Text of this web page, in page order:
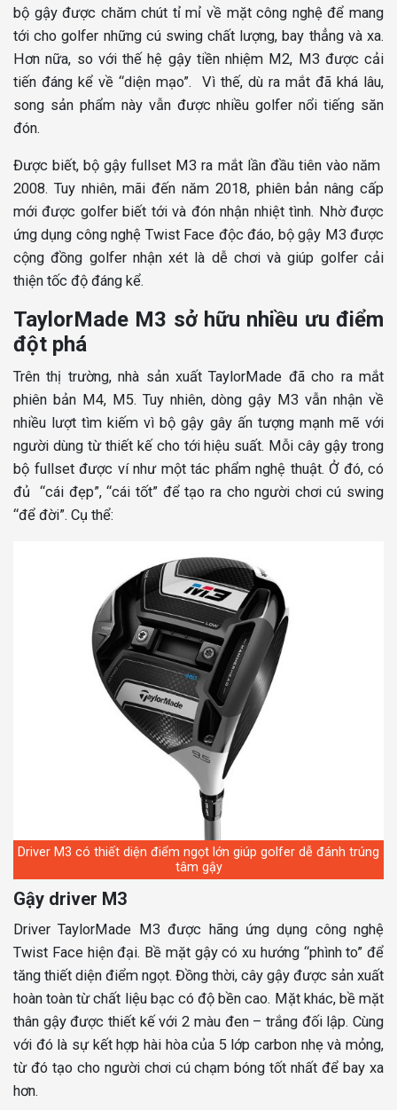
bộ gậy được chăm chút tỉ mỉ về mặt công nghệ để mang
tới cho golfer những cú swing chất lượng, bay thẳng và xa.
Hơn nữa, so với thế hệ gậy tiền nhiệm M2, M3 được cải
tiến đáng kể về “diện mạo”. Vì thế, dù ra mắt đã khá lâu,
song sản phẩm này vẫn được nhiều golfer nổi tiếng săn
đón.
Được biết, bộ gậy fullset M3 ra mắt lần đầu tiên vào năm
2008. Tuy nhiên, mãi đến năm 2018, phiên bản nâng cấp
mới được golfer biết tới và đón nhận nhiệt tình. Nhờ được
ứng dụng công nghệ Twist Face độc đáo, bộ gậy M3 được
cộng đồng golfer nhận xét là dễ chơi và giúp golfer cải
thiện tốc độ đáng kể.
TaylorMade M3 sở hữu nhiều ưu điểm
đột phá
Trên thị trường, nhà sản xuất TaylorMade đã cho ra mắt
phiên bản M4, M5. Tuy nhiên, dòng gậy M3 vẫn nhận về
nhiều lượt tìm kiếm vì bộ gậy gây ấn tượng mạnh mẽ với
người dùng từ thiết kế cho tới hiệu suất. Mỗi cây gậy trong
bộ fullset được ví như một tác phẩm nghệ thuật. Ở đó, có
đủ “cái đẹp”, “cái tốt” để tạo ra cho người chơi cú swing
“để đời”. Cụ thể:
Driver M3 có thiết diện điểm ngọt lớn giúp golfer dễ đánh trúng
tâm gậy
Gậy driver M3
Driver TaylorMade M3 được hãng ứng dụng công nghệ
Twist Face hiện đại. Bề mặt gậy có xu hướng “phình to” để
tăng thiết diện điểm ngọt. Đồng thời, cây gậy được sản xuất
hoàn toàn từ chất liệu bạc có độ bền cao. Mặt khác, bề mặt
thân gậy được thiết kế với 2 màu đen – trắng đối lập. Cùng
với đó là sự kết hợp hài hòa của 5 lớp carbon nhẹ và mỏng,
từ đó tạo cho người chơi cú chạm bóng tốt nhất để bay xa
hơn.